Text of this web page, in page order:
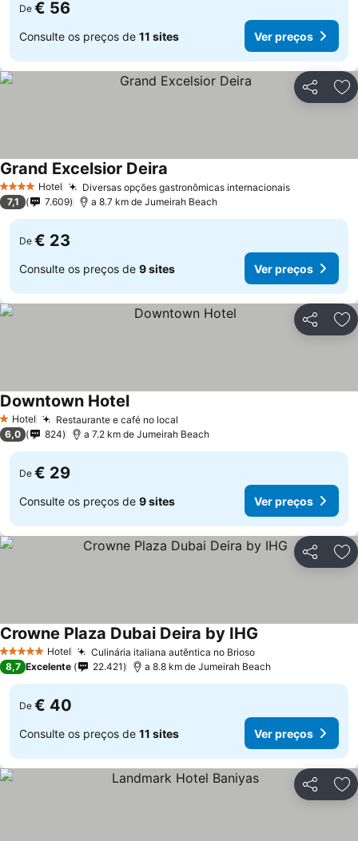
De € 56
Consulte os preços de 11 sites Ver preços
Partilhar
4 EstrelasHotel Diversas opções gastronômicas internacionais
Grand Excelsior Deira
7,1 7.609 a 8.7 km de Jumeirah Beach
De € 23
Consulte os preços de 9 sites Ver preços
Partilhar
1 Estrelas
Hotel Restaurante e café no local
Downtown Hotel
6,0 824 a 7.2 km de Jumeirah Beach
De € 29
Consulte os preços de 9 sites Ver preços
Partilhar
5 Estrelas Hotel Culinária italiana autêntica no Brioso
Crowne Plaza Dubai Deira by IHG
8,7 Excelente 22.421 a 8.8 km de Jumeirah Beach
De € 40
Consulte os preços de 11 sites Ver preços
Partilhar